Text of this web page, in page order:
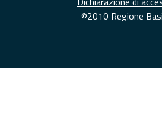
©2010 Regione